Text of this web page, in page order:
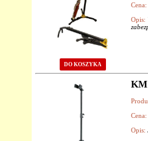
DO KOSZYKA
Cena:
Opis:
KM
Cena:
Opis: